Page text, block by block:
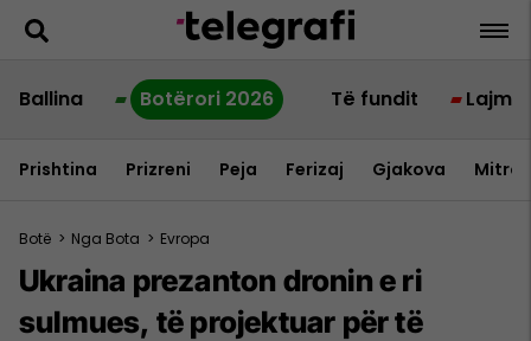
Ballina Botërori 2026 Të fundit Lajme
Prishtina Prizreni Peja Ferizaj Gjakova
Botë > Nga Bota > Evropa
Ukraina prezanton dronin e ri
sulmues, të projektuar për të